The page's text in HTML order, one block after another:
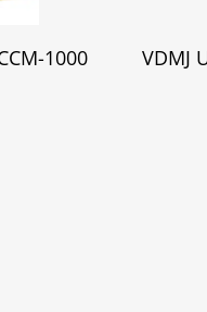
1000 VDMJ